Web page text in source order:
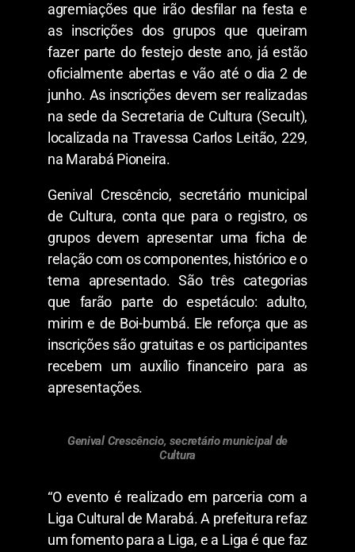
agremiações que irão desfilar na festa e
as inscrições dos grupos que queiram
fazer parte do festejo deste ano, já estão
oficialmente abertas e vão até o dia 2 de
junho. As inscrições devem ser realizadas
na sede da Secretaria de Cultura (Secult),
localizada na Travessa Carlos Leitão, 229,
na Marabá Pioneira.
Genival Crescêncio, secretário municipal
de Cultura, conta que para o registro, os
grupos devem apresentar uma ficha de
relação com os componentes, histórico e o
tema apresentado. São três categorias
que farão parte do espetáculo: adulto,
mirim e de Boi-bumbá. Ele reforça que as
inscrições são gratuitas e os participantes
recebem um auxílio financeiro para as
apresentações.
Genival Crescêncio, secretário municipal de
Cultura
“O evento é realizado em parceria com a
Liga Cultural de Marabá. A prefeitura refaz
um fomento para a Liga, e a Liga é que faz